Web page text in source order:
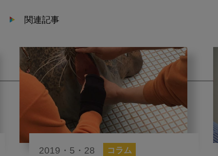
関連記事
2019・5・28 コラム